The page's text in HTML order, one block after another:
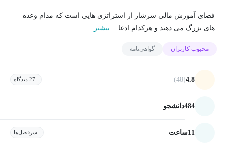
فضای آموزش مالی سرشار از استراتژی هایی است که مدام وعده
های بزرگ می دهند و هرکدام ادعا... بیشتر
محبوب کاربران گواهی‌نامه
4.8
(48) 27 دیدگاه
484دانشجو
11ساعت سرفصل‌ها